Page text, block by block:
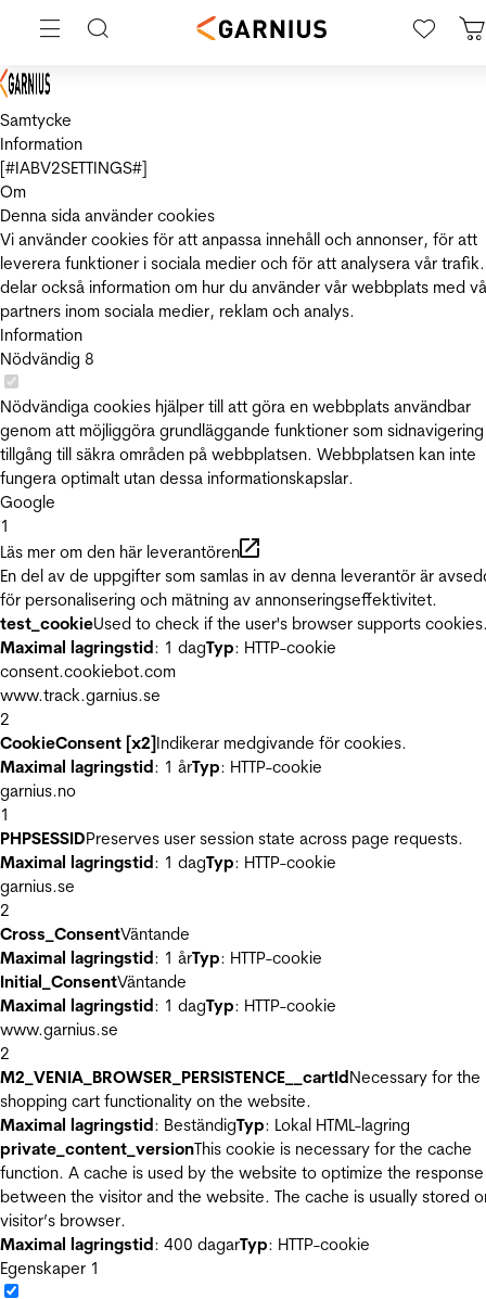
Samtycke
Information
[#IABV2SETTINGS#]
Om
Denna sida använder cookies
Vi använder cookies för att anpassa innehåll och annonser, för att
leverera funktioner i sociala medier och för att analysera vår
delar också information om hur du använder vår webbplats med
partners inom sociala medier, reklam och analys.
Information
Nödvändig 8
Nödvändiga cookies hjälper till att göra en webbplats användbar
genom att möjliggöra grundläggande funktioner som
tillgång till säkra områden på webbplatsen. Webbplatsen kan inte
fungera optimalt utan dessa informationskapslar.
Google
1
Läs mer om den här leverantören
En del av de uppgifter som samlas in av denna leverantör är
för personalisering och mätning av annonseringseffektivitet.
test_cookieUsed to check if the user's browser supports
Maximal lagringstid: 1 dagTyp: HTTP-cookie
consent.cookiebot.com
www.track.garnius.se
2
CookieConsent [x2]Indikerar medgivande för cookies.
Maximal lagringstid: 1 årTyp: HTTP-cookie
garnius.no
1
PHPSESSIDPreserves user session state across page requests.
Maximal lagringstid: 1 dagTyp: HTTP-cookie
garnius.se
2
Cross_ConsentVäntande
Maximal lagringstid: 1 årTyp: HTTP-cookie
Initial_ConsentVäntande
Maximal lagringstid: 1 dagTyp: HTTP-cookie
www.garnius.se
2
M2_VENIA_BROWSER_PERSISTENCE__cartIdNecessary for the
shopping cart functionality on the website.
Maximal lagringstid: BeständigTyp: Lokal HTML-lagring
private_content_versionThis cookie is necessary for the cache
function. A cache is used by the website to optimize the
between the visitor and the website. The cache is usually stored
visitor’s browser.
Maximal lagringstid: 400 dagarTyp: HTTP-cookie
Egenskaper 1